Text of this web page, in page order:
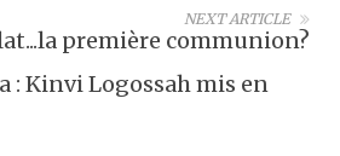
NEXT ARTICLE
première communion?
: Kinvi Logossah mis en